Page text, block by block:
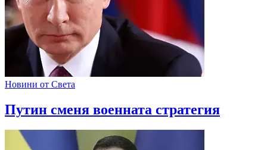
Новини от Света
Путин сменя военната стратегия